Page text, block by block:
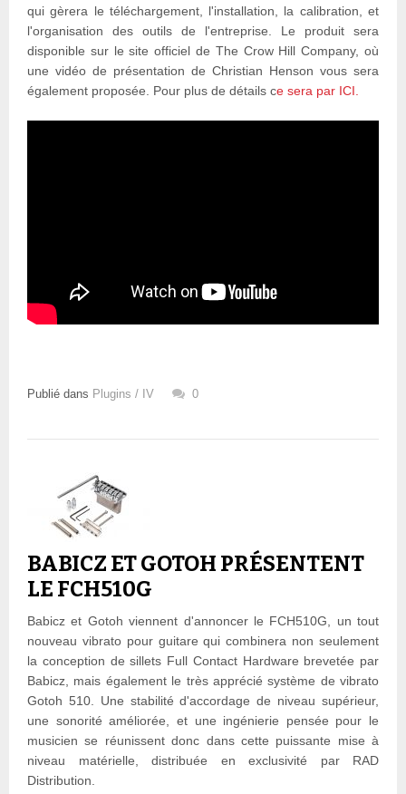
qui gèrera le téléchargement, l'installation, la calibration, et
l'organisation des outils de l'entreprise. Le produit sera
disponible sur le site officiel de The Crow Hill Company, où
une vidéo de présentation de Christian Henson vous sera
également proposée. Pour plus de détails ce sera par ICI.
Publié dans Plugins / IV 0
BABICZ ET GOTOH PRÉSENTENT
LE FCH510G
Babicz et Gotoh viennent d'annoncer le FCH510G, un tout
nouveau vibrato pour guitare qui combinera non seulement
la conception de sillets Full Contact Hardware brevetée par
Babicz, mais également le très apprécié système de vibrato
Gotoh 510. Une stabilité d'accordage de niveau supérieur,
une sonorité améliorée, et une ingénierie pensée pour le
musicien se réunissent donc dans cette puissante mise à
niveau matérielle, distribuée en exclusivité par RAD
Distribution.